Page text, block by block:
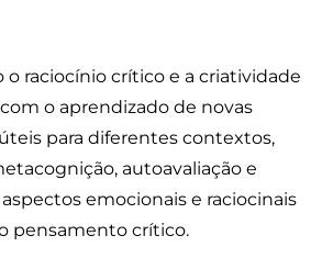
o raciocínio crítico e a criatividade
o aprendizado de novas
para diferentes contextos,
autoavaliação e
emocionais e raciocinais
pensamento crítico.